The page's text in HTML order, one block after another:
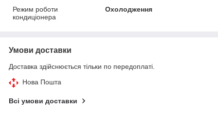
Режим роботи
кондиціонера
Охолодження
Умови доставки
Доставка здійснюється тільки по передоплаті.
Нова Пошта
Всі умови доставки